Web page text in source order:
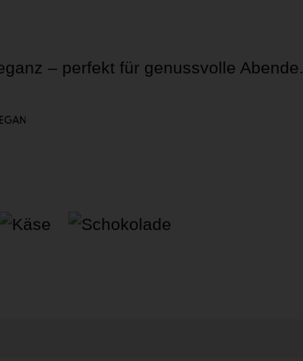
– perfekt für genussvolle Abende.
Schokolade